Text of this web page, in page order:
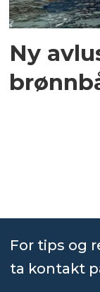
Ny
For tips og
ta kontakt